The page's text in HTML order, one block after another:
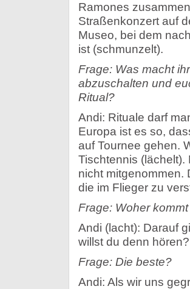
Ramones
Straßenkonzert auf
Museo, bei dem
ist (schmunzelt).
Frage: Was macht
abzuschalten und
Ritual?
Andi: Rituale darf
Europa ist es so,
auf Tournee gehen.
Tischtennis
nicht mitgenommen.
die im Flieger zu
Frage: Woher
Andi (lacht): Darauf
willst du denn hören?
Frage: Die beste?
Andi: Als wir uns